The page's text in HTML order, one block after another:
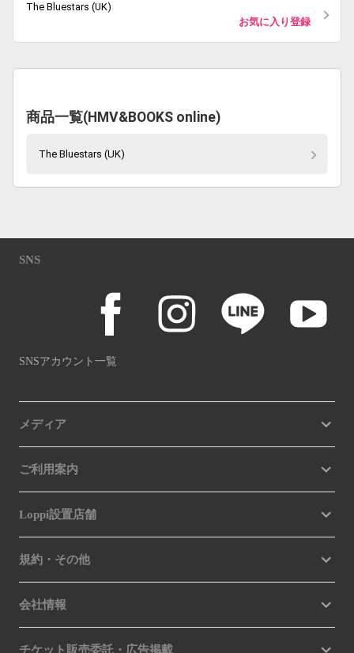
The Bluestars (UK)
お気に入り登録
商品一覧(HMV&BOOKS online)
The Bluestars (UK)
SNS
SNSアカウント一覧
メディア
ご利用案内
Loppi設置店舗
規約・その他
会社情報
チケット販売委託・広告掲載